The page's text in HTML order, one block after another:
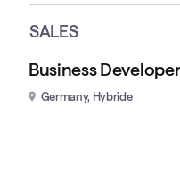
SALES
Business
Germany, Hybride